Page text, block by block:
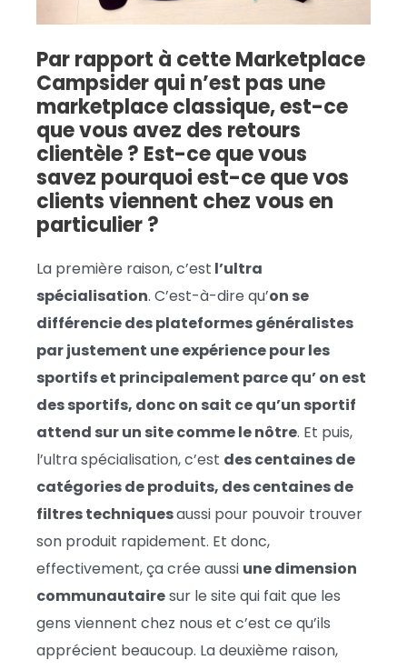
Par rapport à cette Marketplace
Campsider qui n’est pas une
marketplace classique, est-ce
que vous avez des retours
clientèle ? Est-ce que vous
savez pourquoi est-ce que vos
clients viennent chez vous en
particulier ?
La première raison, c’est l’ultra
spécialisation. C’est-à-dire qu’on se
différencie des plateformes généralistes
par justement une expérience pour les
sportifs et principalement parce qu’ on est
des sportifs, donc on sait ce qu’un sportif
attend sur un site comme le nôtre. Et puis,
l’ultra spécialisation, c’est des centaines de
catégories de produits, des centaines de
filtres techniquesaussi pour pouvoir trouver
son produit rapidement. Et donc,
effectivement, ça crée aussi une dimension
communautairesur le site qui fait que les
gens viennent chez nous et c’est ce qu’ils
apprécient beaucoup. La deuxième raison,